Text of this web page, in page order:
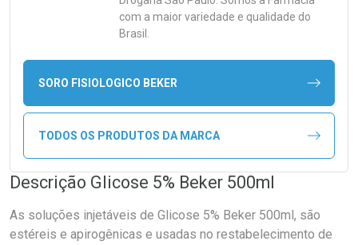
com a maior variedade e qualidade do
Brasil.
SORO FISIOLOGICO BEKER
TODOS OS PRODUTOS DA MARCA
Descrição Glicose 5% Beker 500ml
As soluções injetáveis de Glicose 5% Beker 500ml, são
estéreis e apirogênicas e usadas no restabelecimento de